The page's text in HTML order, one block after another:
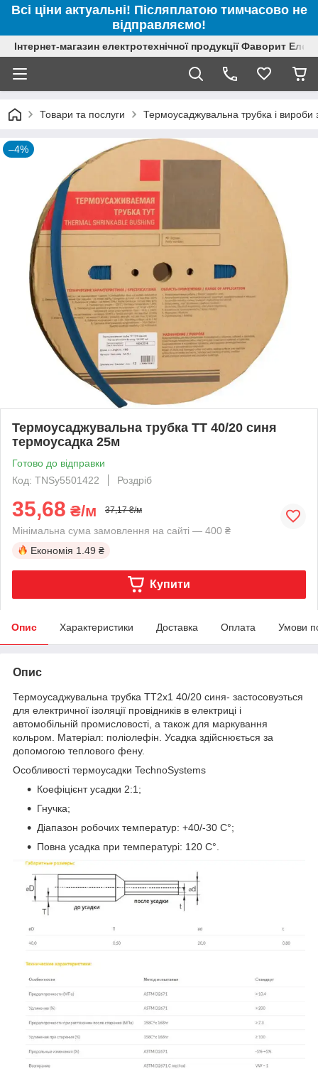
Всі ціни актуальні! Післяплатою тимчасово не
відправляємо!
Інтернет-магазин електротехнічної продукції Фаворит
Товари та послуги Термоусаджувальна трубка і вироби
–4%
Термоусаджувальна трубка ТТ 40/20 синя
термоусадка 25м
Готово до відправки
Код: TNSy5501422
Роздріб
35,68 ₴/м 37,17 ₴/м
Мінімальна сума замовлення на сайті — 400 ₴
Економія 1.49 ₴
Купити
Опис Характеристики Доставка Оплата Умови
Опис
Термоусаджувальна трубка ТТ2х1 40/20 синя- застосовуэться
для електричної ізоляції провідників в електриці і
автомобільній промисловості, а також для маркування
кольром. Матеріал: поліолефін. Усадка здійснюється за
допомогою теплового фену.
Особливості термоусадки TechnoSystems
Коефіцієнт усадки 2:1;
Гнучка;
Діапазон робочих температур: +40/-30 C°;
Повна усадка при температурі: 120 C°.